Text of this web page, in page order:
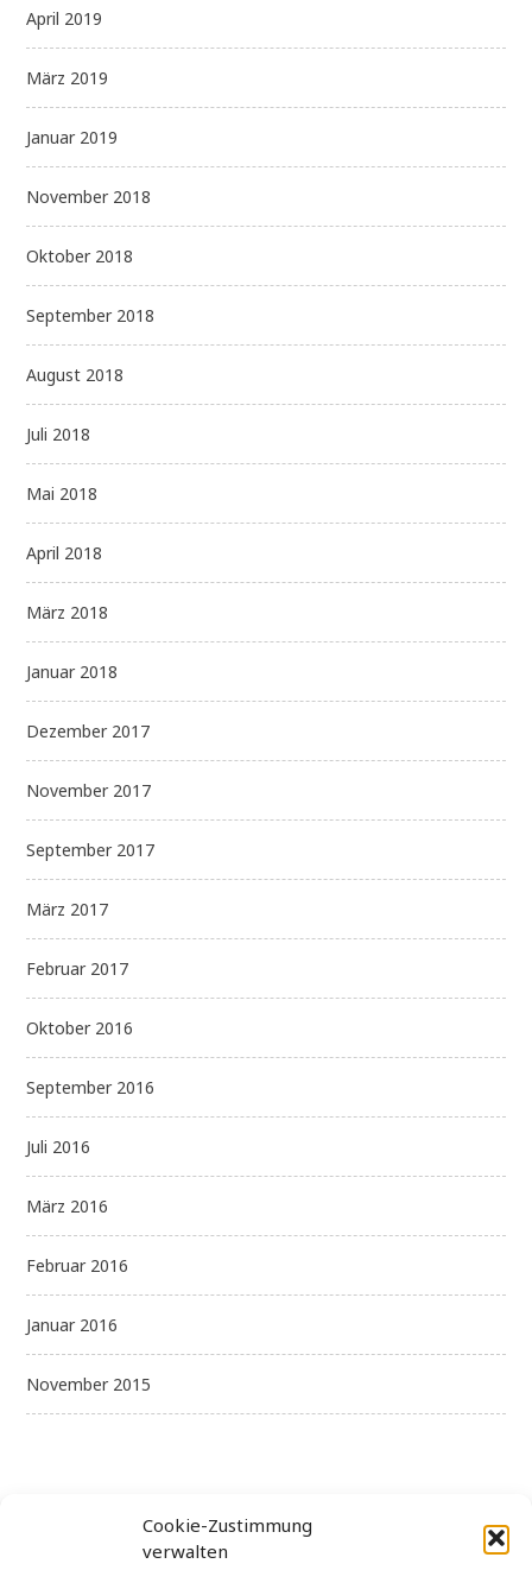
Cookie-Zustimmung
verwalten
April 2019
März 2019
Januar 2019
November 2018
Oktober 2018
September 2018
August 2018
Juli 2018
Mai 2018
April 2018
März 2018
Januar 2018
Dezember 2017
November 2017
September 2017
März 2017
Februar 2017
Oktober 2016
September 2016
Juli 2016
März 2016
Februar 2016
Januar 2016
November 2015